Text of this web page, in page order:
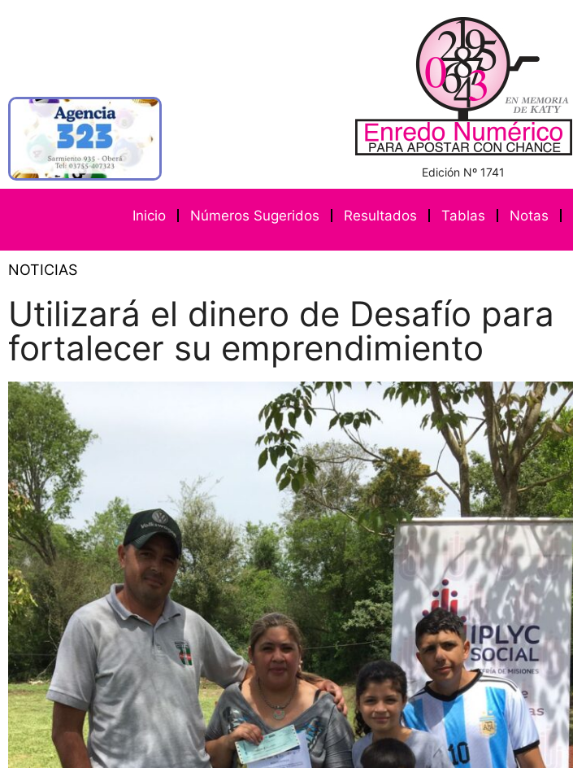
Edición Nº 1741
Inicio Números Sugeridos Resultados Tablas Notas
NOTICIAS
Utilizará el dinero de Desafío para
fortalecer su emprendimiento